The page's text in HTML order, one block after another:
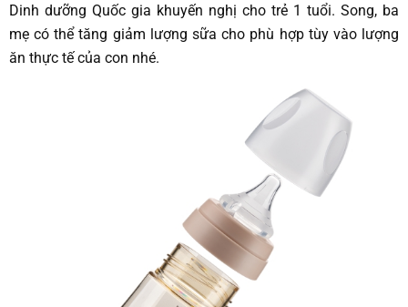
Dinh dưỡng Quốc gia khuyến nghị cho trẻ 1 tuổi. Song, ba
mẹ có thể tăng giảm lượng sữa cho phù hợp tùy vào lượng
ăn thực tế của con nhé.